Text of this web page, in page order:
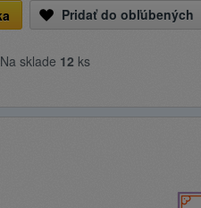
Pridať do obľúbených
Na sklade 12 ks